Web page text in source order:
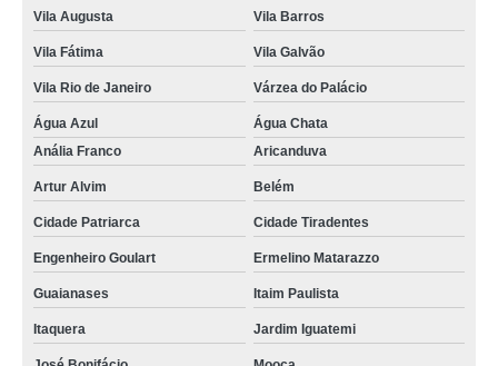
instalação de portão preço na Chora Menino
instalação de portão eletrônico em São Paulo no Jardim Presidente Dutra
empresa de instalação de portão eletrônico onde encontrar na Vila Carrão
quanto custa instalação de portão em Engenheiro Goulart
instalação de portão eletrônico na Vila Medeiros
onde encontrar instalação de portão eletrônico em SP na Chora Menino
instalações de portões na Maia
instalar portões automáticos no Tremembé
instalação de portões automáticos na Torres Tibagy
Vila Augusta Vila Barros
Vila Fátima Vila Galvão
Vila Rio de Janeiro Várzea do Palácio
Água Azul
Água Chata
Anália Franco
Aricanduva
Artur Alvim Belém
Cidade Patriarca Cidade Tiradentes
Engenheiro Goulart Ermelino Matarazzo
Guaianases Itaim Paulista
Itaquera Jardim Iguatemi